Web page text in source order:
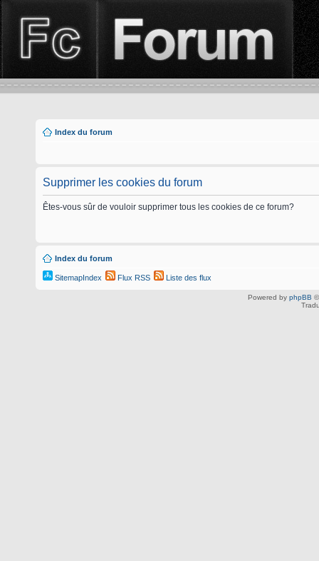
Index du forum
Supprimer les cookies du forum
Êtes-vous sûr de vouloir supprimer tous les cookies de ce forum?
Index du forum
SitemapIndex Flux RSS Liste des flux
Powered by phpBB